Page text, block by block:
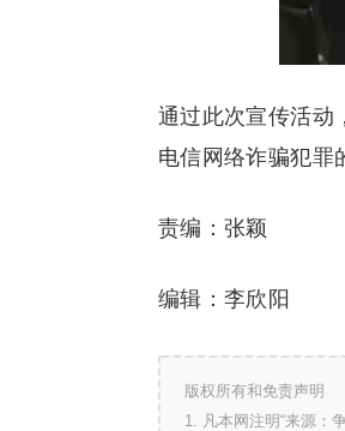
通过此次宣传活动
电信网络诈骗犯罪
责编：张颖
编辑：李欣阳
版权所有和免责声明
1. 凡本网注明“来源：